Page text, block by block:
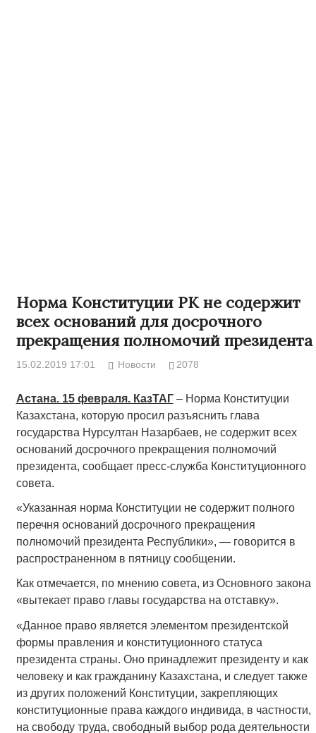
Норма Конституции РК не содержит
всех оснований для досрочного
прекращения полномочий президента
15.02.2019 17:01 Новости 2078
Астана. 15 февраля. КазТАГ– Норма Конституции
Казахстана, которую просил разъяснить глава
государства Нурсултан Назарбаев, не содержит всех
оснований досрочного прекращения полномочий
президента, сообщает пресс-служба Конституционного
совета.
«Указанная норма Конституции не содержит полного
перечня оснований досрочного прекращения
полномочий президента Республики», — говорится в
распространенном в пятницу сообщении.
Как отмечается, по мнению совета, из Основного закона
«вытекает право главы государства на отставку».
«Данное право является элементом президентской
формы правления и конституционного статуса
президента страны. Оно принадлежит президенту и как
человеку и как гражданину Казахстана, и следует также
из других положений Конституции, закрепляющих
конституционные права каждого индивида, в частности,
на свободу труда, свободный выбор рода деятельности